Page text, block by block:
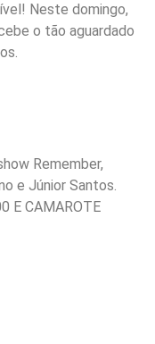
Neste domingo,
o tão aguardado
Remember,
e Júnior Santos.
E CAMAROTE